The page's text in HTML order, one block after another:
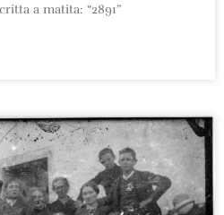
a matita: “2891”